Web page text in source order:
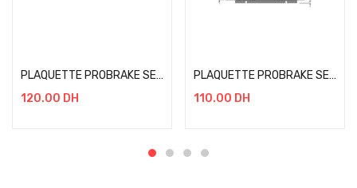
PLAQUETTE PROBRAKE SEMI METAL 207
120.00 DH
PLAQUETTE PROBRAKE SEMI METAL 257
110.00 DH